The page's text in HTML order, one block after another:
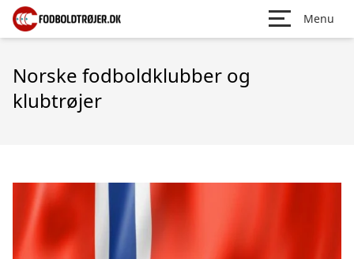
Menu
Norske fodboldklubber og
klubtrøjer